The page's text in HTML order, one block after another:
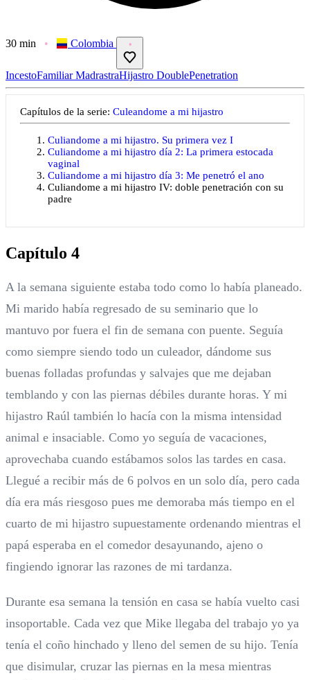
30 min Colombia
IncestoFamiliarMadrastraHijastro DoublePenetration
Capítulos de la serie: Culeandome a mi hijastro
Culiandome a mi hijastro. Su primera vez I
Culiandome a mi hijastro día 2: La primera estocada
vaginal
Culiandome a mi hijastro día 3: Me penetró el ano
Culiandome a mi hijastro IV: doble penetración con su
padre
Capítulo 4
A la semana siguiente estaba todo como lo había planeado.
Mi marido había regresado de su seminario que lo
mantuvo por fuera el fin de semana con puente. Seguía
como siempre siendo todo un culeador, dándome sus
buenas folladas profundas y salvajes que me dejaban
temblando y con las piernas débiles durante horas. Y mi
hijastro Raúl también lo hacía con la misma intensidad
animal e insaciable. Como yo seguía de vacaciones,
aprovechaba cuando estábamos solos las tardes en casa.
Llegué a recibir más de 6 polvos en un solo día, pero cada
día era más riesgoso pues me demoraba más tiempo en el
cuarto de mi hijastro supuestamente ordenando mientras el
papá esperaba en el comedor desayunando, ajeno o
fingiendo ignorar las razones de mi tardanza.
Durante esa semana la tensión en casa se había vuelto casi
insoportable. Cada vez que Mike llegaba del trabajo yo ya
tenía el coño hinchado y lleno del semen de su hijo. Tenía
que disimular, cruzar las piernas en la mesa mientras